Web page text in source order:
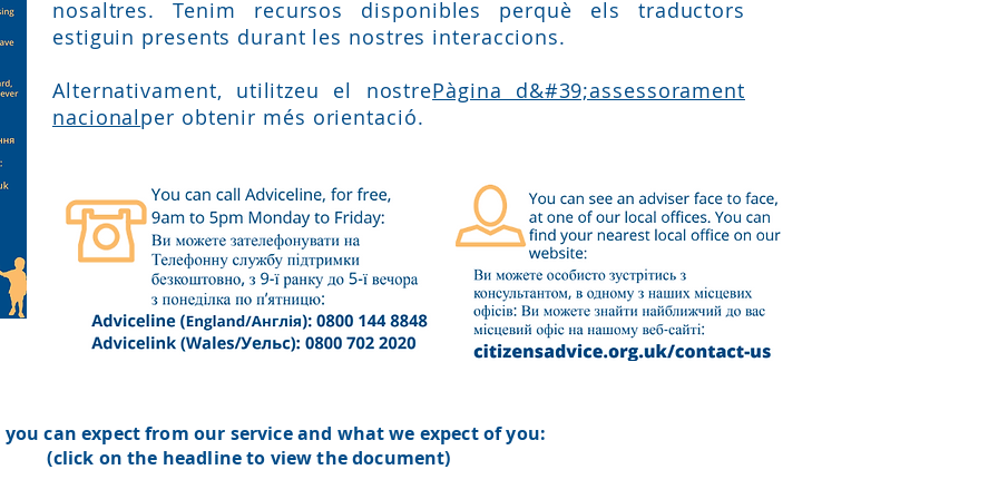
nosaltres. Tenim recursos disponibles perquè els traductors
estiguin presents durant les nostres interaccions.
Alternativament, utilitzeu el nostrePàgina d&#39;assessorament
nacionalper obtenir més orientació.
can expect from our service and what we expect of you:
(click on the headline to view the document)